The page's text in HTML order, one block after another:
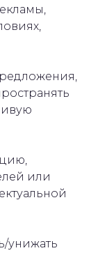
или
унижать